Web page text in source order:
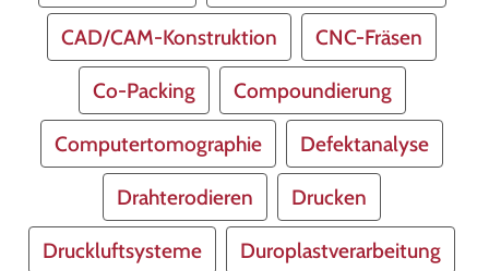
CAD/CAM-Konstruktion CNC-Fräsen
Co-Packing Compoundierung
Computertomographie Defektanalyse
Drahterodieren Drucken
Druckluftsysteme Duroplastverarbeitung